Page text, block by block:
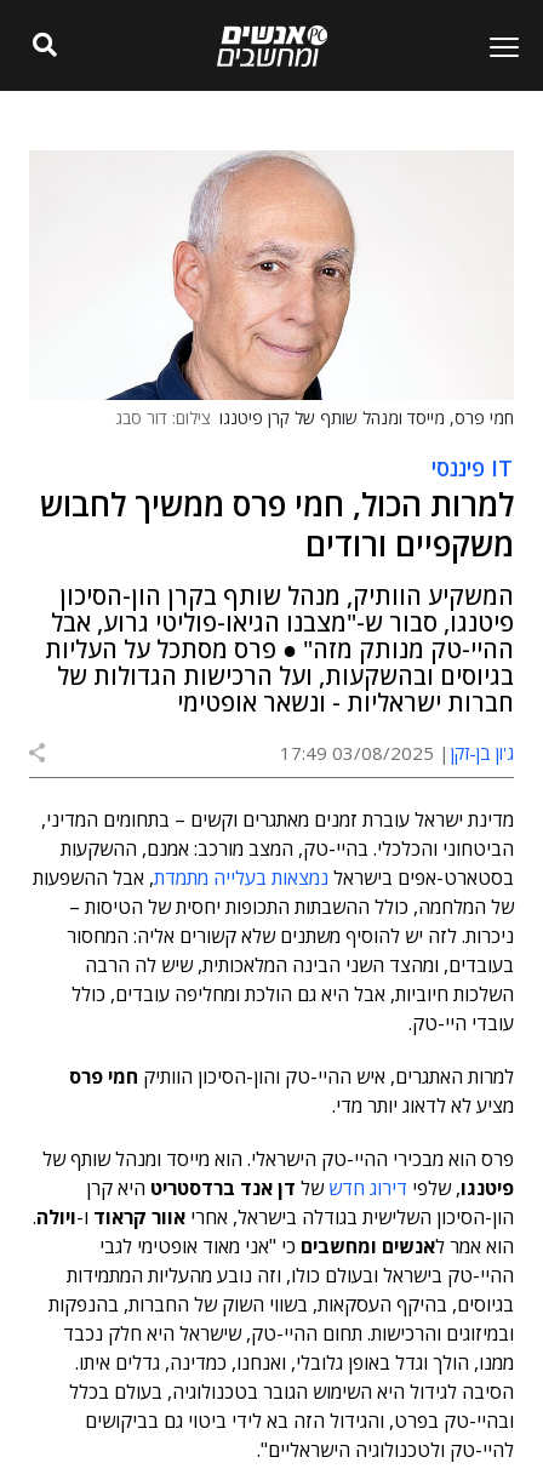
חמי פרס, מייסד ומנהל שותף של קרן פיטנגו צילום: דור סבג
IT פיננסי
למרות הכול, חמי פרס ממשיך לחבוש
משקפיים ורודים
המשקיע הוותיק, מנהל שותף בקרן הון-הסיכון
פיטנגו, סבור ש-"מצבנו הגיאו-פוליטי גרוע, אבל
ההיי-טק מנותק מזה" ● פרס מסתכל על העליות
בגיוסים ובהשקעות, ועל הרכישות הגדולות של
חברות ישראליות - ונשאר אופטימי
ג'ון בן-זקן 03/08/2025 17:49
מדינת ישראל עוברת זמנים מאתגרים וקשים – בתחומים המדיני,
הביטחוני והכלכלי. בהיי-טק, המצב מורכב: אמנם, ההשקעות
בסטארט-אפים בישראל נמצאות בעלייה מתמדת, אבל ההשפעות
של המלחמה, כולל ההשבתות התכופות יחסית של הטיסות –
ניכרות. לזה יש להוסיף משתנים שלא קשורים אליה: המחסור
בעובדים, ומהצד השני הבינה המלאכותית, שיש לה הרבה
השלכות חיוביות, אבל היא גם הולכת ומחליפה עובדים, כולל
עובדי היי-טק.
למרות האתגרים, איש ההיי-טק והון-הסיכון הוותיק חמי פרס
מציע לא לדאוג יותר מדי.
פרס הוא מבכירי ההיי-טק הישראלי. הוא מייסד ומנהל שותף של
פיטנגו, שלפי דירוג חדששל דן אנד ברדסטריט היא קרן
הון-הסיכון השלישית בגודלה בישראל, אחרי אוור קראוד ו-ויולה.
הוא אמר לאנשים ומחשבים כי "אני מאוד אופטימי לגבי
ההיי-טק בישראל ובעולם כולו, וזה נובע מהעליות המתמידות
בגיוסים, בהיקף העסקאות, בשווי השוק של החברות, בהנפקות
ובמיזוגים והרכישות. תחום ההיי-טק, שישראל היא חלק נכבד
ממנו, הולך וגדל באופן גלובלי, ואנחנו, כמדינה, גדלים איתו.
הסיבה לגידול היא השימוש הגובר בטכנולוגיה, בעולם בכלל
ובהיי-טק בפרט, והגידול הזה בא לידי ביטוי גם בביקושים
להיי-טק ולטכנולוגיה הישראליים".